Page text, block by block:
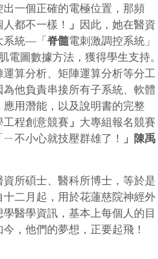
一個正確的電極位置，那頻
都不一樣！
」
因此，她在醫資
系統—「脊髓電刺激調控系統」
圖數據方法，獲得學生支持。
算分析、矩陣運算分析等分工
為他負責串接所有子系統、軟體
用潛能，以及說明書的完整
程創意競賽 」 大專組報名競賽
不小心就技壓群雄了！
」陳禹
所碩士、醫科所博士，等於是
二月起，用於花蓮慈院神經外
醫學資訊，基本上每個人的目
，他們的夢想，正要起飛！